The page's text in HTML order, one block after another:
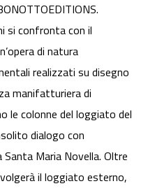
si confronta con il
di natura
realizzati su disegno
manifatturiera di
le colonne del loggiato del
dialogo con
Maria Novella. Oltre
il loggiato esterno,